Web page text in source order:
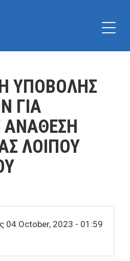
ΥΠΟΒΟΛΗΣ
ΓΙΑ
ΑΝΑΘΕΣΗ
ΛΟΙΠΟΥ
04 October, 2023 - 01:59